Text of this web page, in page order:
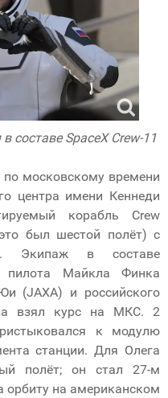
составе SpaceX Crew-11
по московскому времени
центра имени Кеннеди
корабль Crew
был шестой полёт) с
9. Экипаж в составе
Майкла Финка
(JAXA) и российского
взял курс на МКС. 2
к модулю
станции. Для Олега
полёт; он стал 27-м
орбиту на американском